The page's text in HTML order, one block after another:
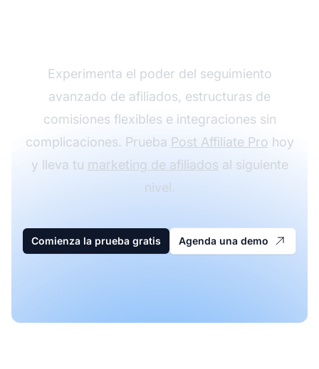
Experimenta el poder del seguimiento
avanzado de afiliados, estructuras de
comisiones flexibles e integraciones sin
complicaciones. Prueba Post Affiliate Pro hoy
y lleva tu marketing de afiliados al siguiente
nivel.
Comienza la prueba gratis Agenda una demo